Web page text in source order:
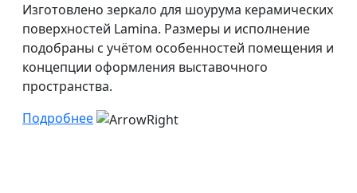
Изготовлено зеркало для шоурума керамических
поверхностей Lamina. Размеры и исполнение
подобраны с учётом особенностей помещения и
концепции оформления выставочного
пространства.
Подробнее